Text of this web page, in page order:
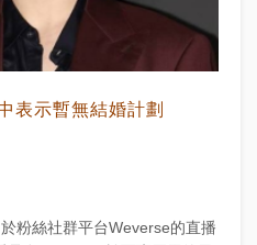
表示暫無結婚計劃
粉絲社群平台Weverse的直播